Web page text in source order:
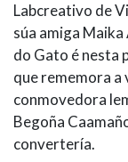
Labcreativo de
súa amiga
do Gato é nesta
que rememora a
conmovedora
Begoña
convertería.